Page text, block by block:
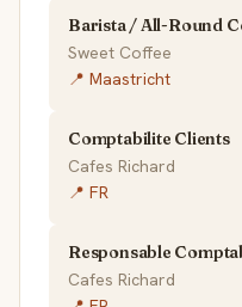
Barista / All-Round
Sweet Coffee
📍 Maastricht
Comptabilite Clients
Cafes Richard
📍 FR
Responsable
Cafes Richard